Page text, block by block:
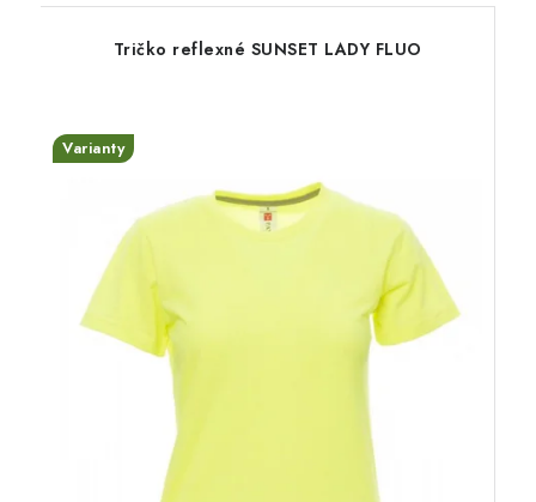
Tričko reflexné SUNSET LADY FLUO
Varianty